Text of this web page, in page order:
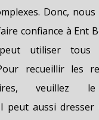
Donc,
confiance à Ent
utiliser tous
recueillir les
veuillez
peut aussi dresser